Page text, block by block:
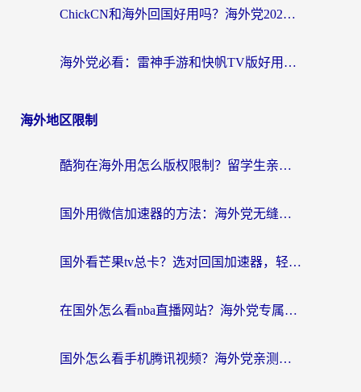
ChickCN和海外回国好用吗？海外党2026亲测：从手游到影音，选对加速器的3个关键
海外党必看：雷神手游和快帆TV版好用吗？3步选对回国加速器不踩坑
海外地区限制
酷狗在海外用怎么版权限制？留学生亲测：3步解决听国内音乐难题
国外用微信加速器的方法：海外党无缝连接国内生活的实用指南
国外看芒果tv总卡？选对回国加速器，轻松追《浪姐》不费劲
在国外怎么看nba直播网站？海外党专属体育观赛指南，告别地区限制！
国外怎么看手机腾讯视频？海外党亲测有效的追剧加速器选择指南